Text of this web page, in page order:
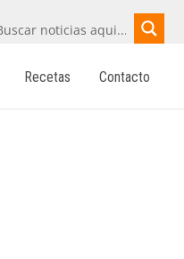
Recetas Contacto